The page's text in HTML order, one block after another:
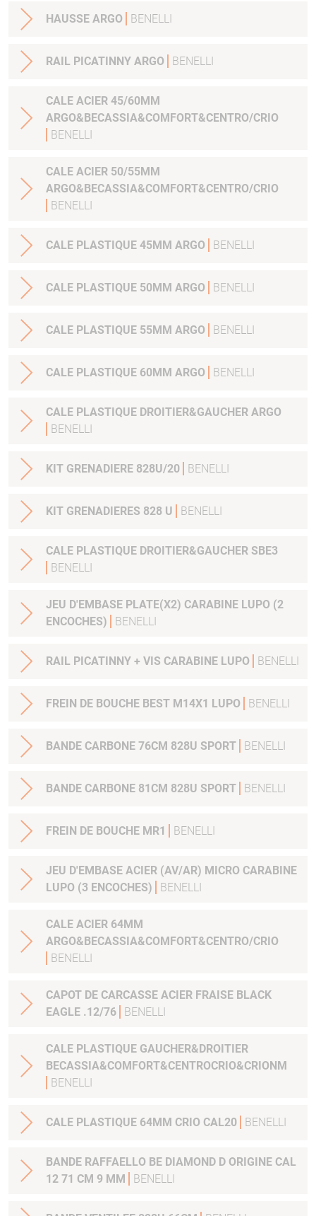
HAUSSE ARGO BENELLI
RAIL PICATINNY ARGO BENELLI
CALE ACIER 45/60MM
ARGO&BECASSIA&COMFORT&CENTRO/CRIO
BENELLI
CALE ACIER 50/55MM
ARGO&BECASSIA&COMFORT&CENTRO/CRIO
BENELLI
CALE PLASTIQUE 45MM ARGO BENELLI
CALE PLASTIQUE 50MM ARGO BENELLI
CALE PLASTIQUE 55MM ARGO BENELLI
CALE PLASTIQUE 60MM ARGO BENELLI
CALE PLASTIQUE DROITIER&GAUCHER ARGO
BENELLI
KIT GRENADIERE 828U/20 BENELLI
KIT GRENADIERES 828 U BENELLI
CALE PLASTIQUE DROITIER&GAUCHER SBE3
BENELLI
JEU D'EMBASE PLATE(X2) CARABINE LUPO (2
ENCOCHES)
BENELLI
RAIL PICATINNY + VIS CARABINE LUPO BENELLI
FREIN DE BOUCHE BEST M14X1 LUPO BENELLI
BANDE CARBONE 76CM 828U SPORT BENELLI
BANDE CARBONE 81CM 828U SPORT BENELLI
FREIN DE BOUCHE MR1 BENELLI
JEU D'EMBASE ACIER (AV/AR) MICRO CARABINE
LUPO (3 ENCOCHES)
BENELLI
CALE ACIER 64MM
ARGO&BECASSIA&COMFORT&CENTRO/CRIO
BENELLI
CAPOT DE CARCASSE ACIER FRAISE BLACK
EAGLE .12/76
BENELLI
CALE PLASTIQUE GAUCHER&DROITIER
BECASSIA&COMFORT&CENTROCRIO&CRIONM
BENELLI
CALE PLASTIQUE 64MM CRIO CAL20 BENELLI
BANDE RAFFAELLO BE DIAMOND D ORIGINE CAL
12 71 CM 9 MM
BENELLI